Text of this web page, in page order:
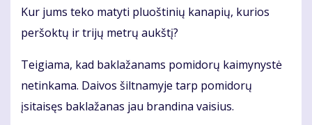
Kur jums teko matyti pluoštinių kanapių, kurios
peršoktų ir trijų metrų aukštį?
Teigiama, kad baklažanams pomidorų kaimynystė
netinkama. Daivos šiltnamyje tarp pomidorų
įsitaisęs baklažanas jau brandina vaisius.